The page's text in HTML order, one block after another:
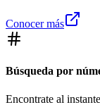
Conocer más
Búsqueda por
Encontrate al instante